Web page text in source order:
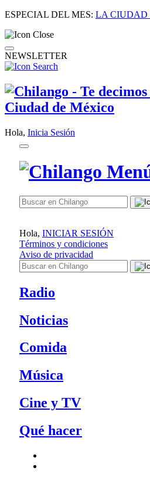
ESPECIAL DEL MES: LA CIUDAD
NEWSLETTER
Hola, Inicia Sesión
Hola, INICIAR SESIÓN
Términos y condiciones
Aviso de privacidad
Radio
Noticias
Comida
Música
Cine y TV
Qué hacer